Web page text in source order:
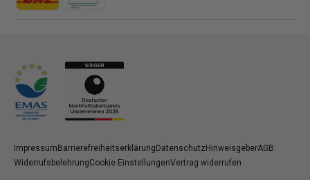
Zahlungsmethoden
ImpressumBarrierefreiheitserklärungDatenschutzHinweisgeberAGB
WiderrufsbelehrungCookie EinstellungenVertrag widerrufen